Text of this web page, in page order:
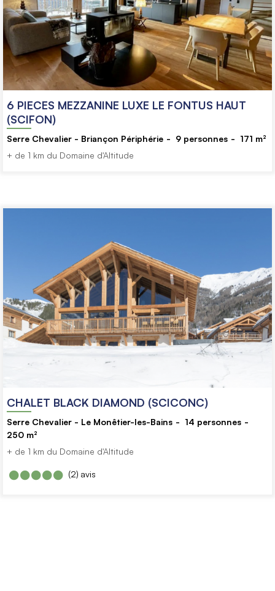
6 PIECES MEZZANINE LUXE LE FONTUS HAUT
(SCIFON)
Serre Chevalier - Briançon Périphérie 9 personnes 171 m²
+ de 1 km du Domaine d'Altitude
CHALET BLACK DIAMOND (SCICONC)
Serre Chevalier - Le Monêtier-les-Bains 14 personnes
250 m²
+ de 1 km du Domaine d'Altitude
avis
(2)